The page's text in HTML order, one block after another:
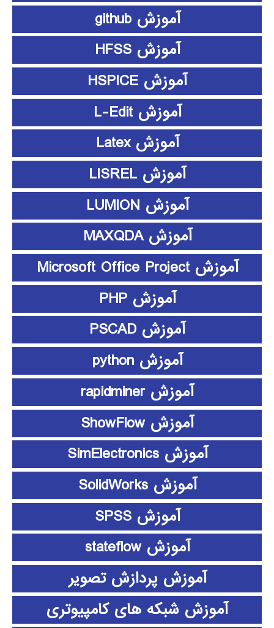
آموزش github
آموزش HFSS
آموزش HSPICE
آموزش L-Edit
آموزش Latex
آموزش LISREL
آموزش LUMION
آموزش MAXQDA
آموزش Microsoft Office Project
آموزش PHP
آموزش PSCAD
آموزش python
آموزش rapidminer
آموزش ShowFlow
آموزش SimElectronics
آموزش SolidWorks
آموزش SPSS
آموزش stateflow
آموزش پردازش تصویر
آموزش شبکه های کامپیوتری